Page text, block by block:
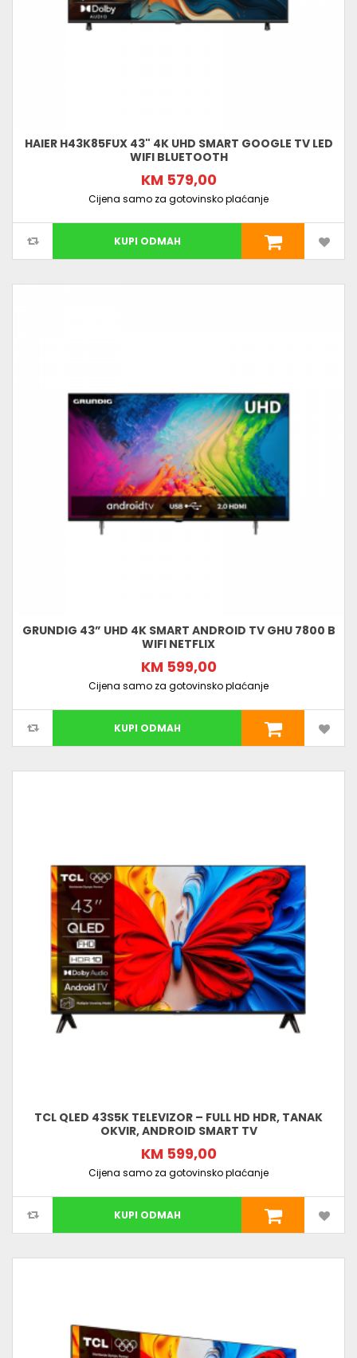
HAIER H43K85FUX 43" 4K UHD SMART GOOGLE TV LED
WIFI BLUETOOTH
KM 579,00
Cijena samo za gotovinsko plaćanje
KUPI ODMAH
GRUNDIG 43” UHD 4K SMART ANDROID TV GHU 7800 B
WIFI NETFLIX
KM 599,00
Cijena samo za gotovinsko plaćanje
KUPI ODMAH
TCL QLED 43S5K TELEVIZOR – FULL HD HDR, TANAK
OKVIR, ANDROID SMART TV
KM 599,00
Cijena samo za gotovinsko plaćanje
KUPI ODMAH